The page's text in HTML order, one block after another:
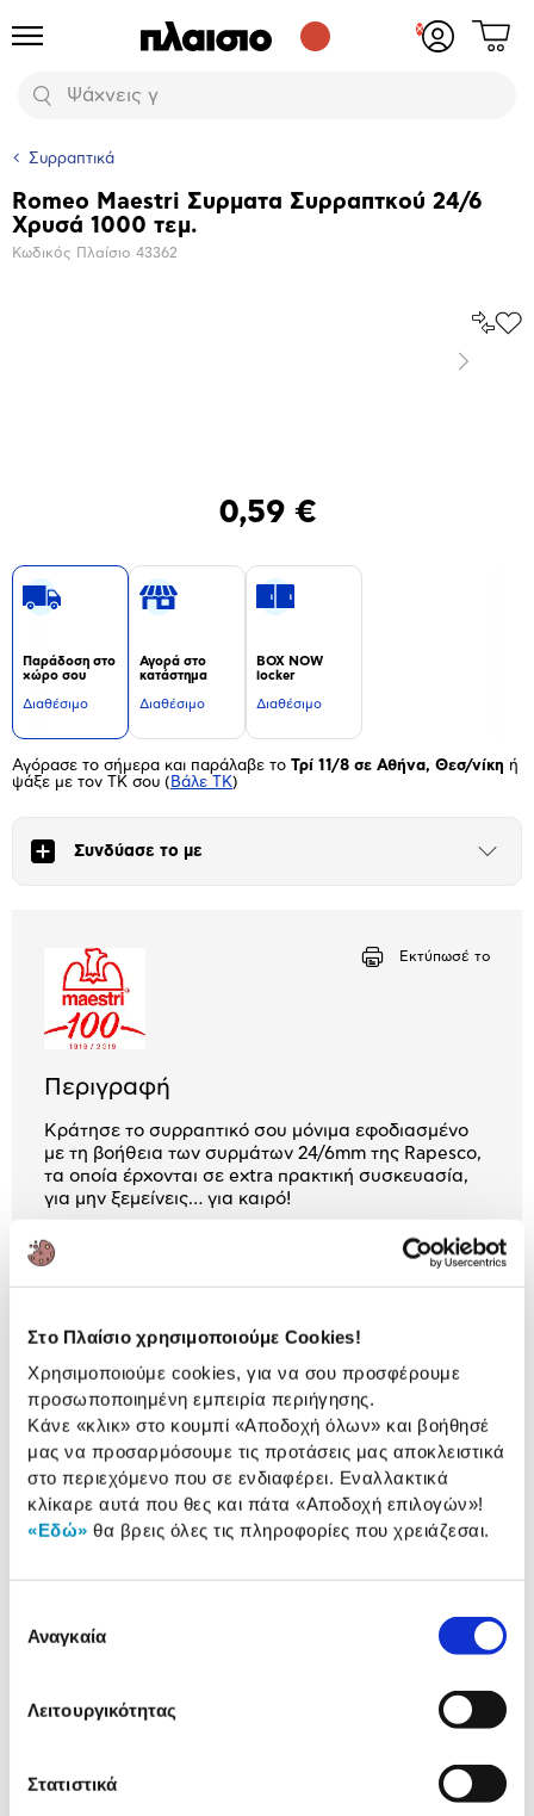
Στο Πλαίσιο χρησιμοποιούμε Cookies!
Χρησιμοποιούμε cookies, για να σου προσφέρουμε
προσωποποιημένη εμπειρία περιήγησης.
Κάνε «κλικ» στο κουμπί «Αποδοχή όλων» και βοήθησέ
μας να προσαρμόσουμε τις προτάσεις μας αποκλειστικά
στο περιεχόμενο που σε ενδιαφέρει. Εναλλακτικά
κλίκαρε αυτά που θες και πάτα «Αποδοχή επιλογών»!
«Εδώ» θα βρεις όλες τις πληροφορίες που χρειάζεσαι.
συγκατάθεσης
Αναγκαία
Λειτουργικότητας
Στατιστικά
Προϊόντα
Αναζήτηση
Δες
Συρραπτικά
Βασικά
χαρακτηριστικά
Romeo Maestri Συρματα Συρραπτκού 24/6
Χρυσά 1000 τεμ.
Κωδικός Πλαίσιο 43362
Επόμενο
0,59 €
Παράδοση στο
χώρο σου
Διαθέσιμο
Αγορά στο
κατάστημα
Διαθέσιμο
BOX NOW
locker
Διαθέσιμο
Αγόρασε το σήμερα και παράλαβε το Τρί 11/8 σε Αθήνα, Θεσ/νίκη ή
ψάξε με τον ΤΚ σου ( Βάλε ΤΚ)
Συνδύασε το με
Άνοιξε
Εκτύπωσέ το
Περιγραφή
Κράτησε το συρραπτικό σου μόνιμα εφοδιασμένο
με τη βοήθεια των συρμάτων 24/6mm της Rapesco,
τα οποία έρχονται σε extra πρακτική συσκευασία,
για μην ξεμείνεις… για καιρό!
παρουσίαση
Αναλυτική παρουσίαση
Αξιολογήσεις
Αξιολογήσεις
Δες τι κλίκαραν όσοι είδαν το ίδιο
προϊόν με εσένα!
Romeo Maestri Σύρματα